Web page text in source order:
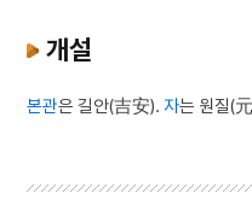
개설
본관은 길안(吉安).자는 원질(